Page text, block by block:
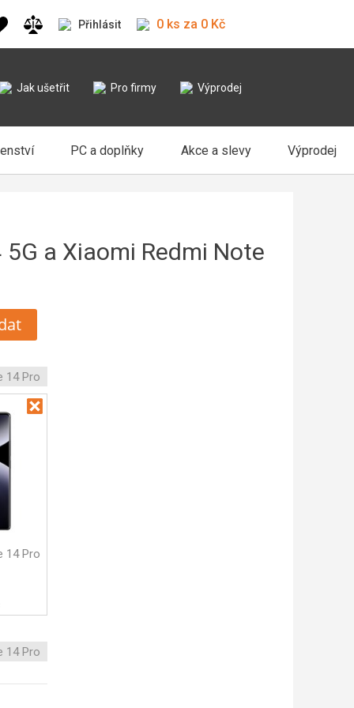
Přihlásit 0 ks za 0 Kč
Jak ušetřit Pro firmy Výprodej
PC a doplňky Akce a slevy Výprodej
a Xiaomi Redmi Note
14 Pro
14 Pro
14 Pro